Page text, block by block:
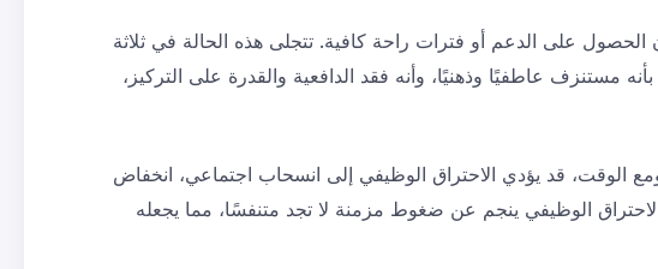
على الدعم أو فترات راحة كافية. تتجلى هذه الحالة في ثلاثة
مستنزف عاطفيًا وذهنيًا، وأنه فقد الدافعية والقدرة على التركيز،
ومع الوقت، قد يؤدي الاحتراق الوظيفي إلى انسحاب اجتماعي، انخفاض
الوظيفي ينجم عن ضغوط مزمنة لا تجد متنفسًا، مما يجعله